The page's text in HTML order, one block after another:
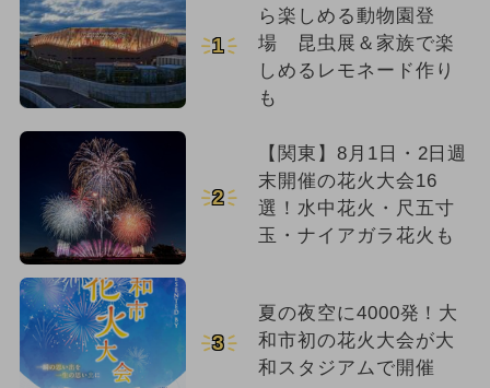
1
ら楽しめる動物園登
場 昆虫展＆家族で楽
しめるレモネード作り
も
2
【関東】8月1日・2日週
末開催の花火大会16
選！水中花火・尺五寸
玉・ナイアガラ花火も
3
夏の夜空に4000発！大
和市初の花火大会が大
和スタジアムで開催